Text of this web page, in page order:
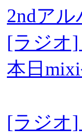
2ndア
[ラジオ
本日
[ラジオ]